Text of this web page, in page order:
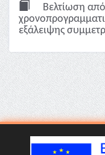
Βελτίωση
εξάλειψης